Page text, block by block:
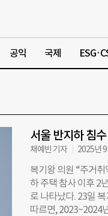
공익 국제
서울 반지하 침
채예빈 기자 2025년
복기왕 의원 “주거
하 주택 참사 이후 2
로 나타났다. 23일
따르면, 2023~2024